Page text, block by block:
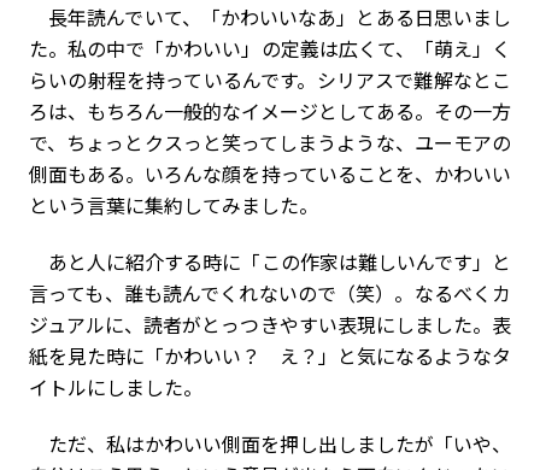
長年読んでいて、「かわいいなあ」とある日思いまし
た。私の中で「かわいい」の定義は広くて、「萌え」く
らいの射程を持っているんです。シリアスで難解なとこ
ろは、もちろん一般的なイメージとしてある。その一方
で、ちょっとクスっと笑ってしまうような、ユーモアの
側面もある。いろんな顔を持っていることを、かわいい
という言葉に集約してみました。
あと人に紹介する時に「この作家は難しいんです」と
言っても、誰も読んでくれないので（笑）。なるべくカ
ジュアルに、読者がとっつきやすい表現にしました。表
紙を見た時に「かわいい？ え？」と気になるようなタ
イトルにしました。
ただ、私はかわいい側面を押し出しましたが「いや、